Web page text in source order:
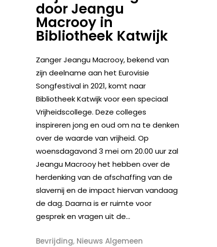
door Jeangu
Macrooy in
Bibliotheek Katwijk
Zanger Jeangu Macrooy, bekend van
zijn deelname aan het Eurovisie
Songfestival in 2021, komt naar
Bibliotheek Katwijk voor een speciaal
Vrijheidscollege. Deze colleges
inspireren jong en oud om na te denken
over de waarde van vrijheid. Op
woensdagavond 3 mei om 20.00 uur zal
Jeangu Macrooy het hebben over de
herdenking van de afschaffing van de
slavernij en de impact hiervan vandaag
de dag. Daarna is er ruimte voor
gesprek en vragen uit de...
Bevrijding, Nieuws Algemeen